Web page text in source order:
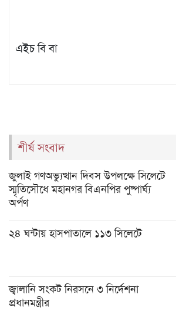
এইচ বি বা
শীর্ষ সংবাদ
জুলাই গণঅভ্যুত্থান দিবস উপলক্ষে সিলেটে
স্মৃতিসৌধে মহানগর বিএনপির পুষ্পার্ঘ্য
অর্পণ
২৪ ঘন্টায় হাসপাতালে ১১৩ সিলেটে
জ্বালানি সংকট নিরসনে ৩ নির্দেশনা
প্রধানমন্ত্রীর